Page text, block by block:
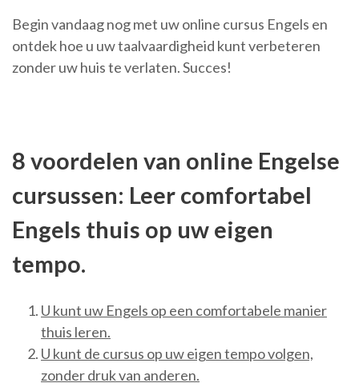
Begin vandaag nog met uw online cursus Engels en
ontdek hoe u uw taalvaardigheid kunt verbeteren
zonder uw huis te verlaten. Succes!
8 voordelen van online Engelse
cursussen: Leer comfortabel
Engels thuis op uw eigen
tempo.
U kunt uw Engels op een comfortabele manier
thuis leren.
U kunt de cursus op uw eigen tempo volgen,
zonder druk van anderen.